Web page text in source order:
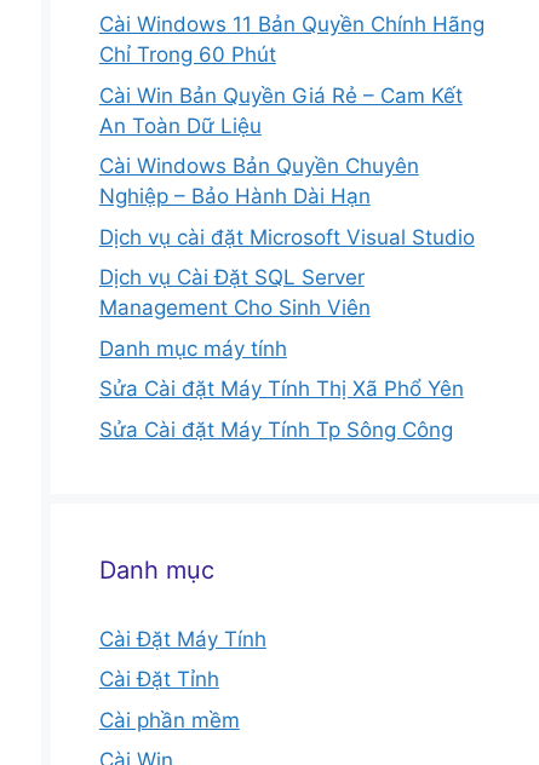
Cài Windows 11 Bản Quyền Chính Hãng
Chỉ Trong 60 Phút
Cài Win Bản Quyền Giá Rẻ – Cam Kết
An Toàn Dữ Liệu
Cài Windows Bản Quyền Chuyên
Nghiệp – Bảo Hành Dài Hạn
Dịch vụ cài đặt Microsoft Visual Studio
Dịch vụ Cài Đặt SQL Server
Management Cho Sinh Viên
Danh mục máy tính
Sửa Cài đặt Máy Tính Thị Xã Phổ Yên
Sửa Cài đặt Máy Tính Tp Sông Công
Danh mục
Cài Đặt Máy Tính
Cài Đặt Tỉnh
Cài phần mềm